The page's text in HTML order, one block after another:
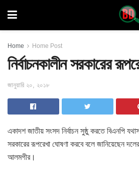
Home Home Post
নির্বাচনকালীন সরকারের
জানুয়ারি ২০, ২০১৮
একাদশ জাতীয় সংসদ নির্বাচন সুষ্ঠু করতে বিএনপি
সরকারের রূপরেখা ঘোষণা করবে বলে জানিয়েছেন
আলমগীর।